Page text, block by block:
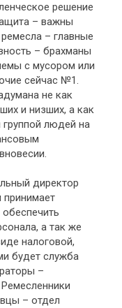
решение
– важны
– главные
– брахманы
с мусором или
сейчас №1.
не как
и низших, а как
группой людей на
директор
принимает
а так же
налоговой,
будет служба
–
– отдел